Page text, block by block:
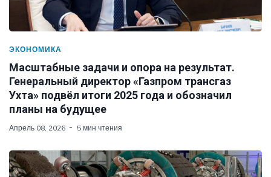
ЭКОНОМИКА
Масштабные задачи и опора на результат.
Генеральный директор «Газпром трансгаз
Ухта» подвёл итоги 2025 года и обозначил
планы на будущее
Апрель 08, 2026 5 мин чтения